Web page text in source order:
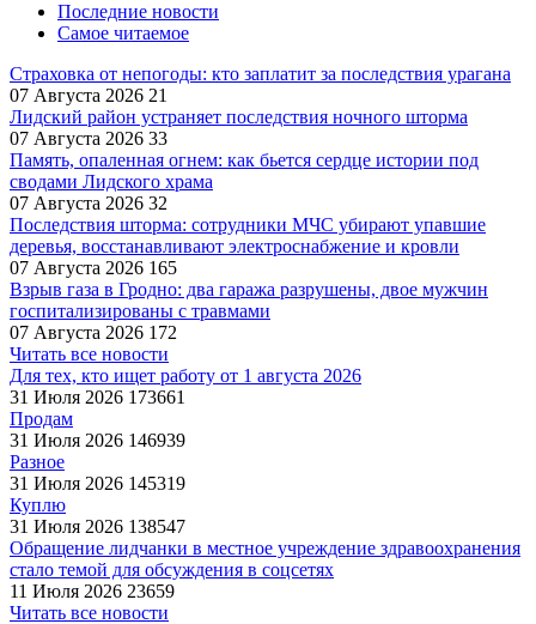
Последние новости
Самое читаемое
Страховка от непогоды: кто заплатит за последствия урагана
07 Августа 2026 21
Лидский район устраняет последствия ночного шторма
07 Августа 2026 33
Память, опаленная огнем: как бьется сердце истории под
сводами Лидского храма
07 Августа 2026 32
Последствия шторма: сотрудники МЧС убирают упавшие
деревья, восстанавливают электроснабжение и кровли
07 Августа 2026 165
Взрыв газа в Гродно: два гаража разрушены, двое мужчин
госпитализированы с травмами
07 Августа 2026 172
Читать все новости
Для тех, кто ищет работу от 1 августа 2026
31 Июля 2026 173661
Продам
31 Июля 2026 146939
Разное
31 Июля 2026 145319
Куплю
31 Июля 2026 138547
Обращение лидчанки в местное учреждение здравоохранения
стало темой для обсуждения в соцсетях
11 Июля 2026 23659
Читать все новости